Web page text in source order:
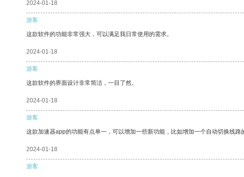
2024-01-18
游客
这款软件的功能非常强大，可以满足我日常使用的需求。
2024-01-18
游客
这款软件的界面设计非常简洁，一目了然。
2024-01-18
游客
这款加速器app的功能有点单一，可以增加一些新功能，比如增加一个自动切换线路
2024-01-18
游客